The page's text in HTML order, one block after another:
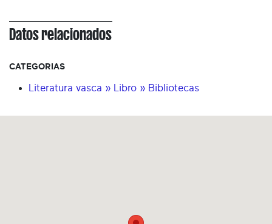
Datos relacionados
CATEGORIAS
Literatura vasca » Libro » Bibliotecas